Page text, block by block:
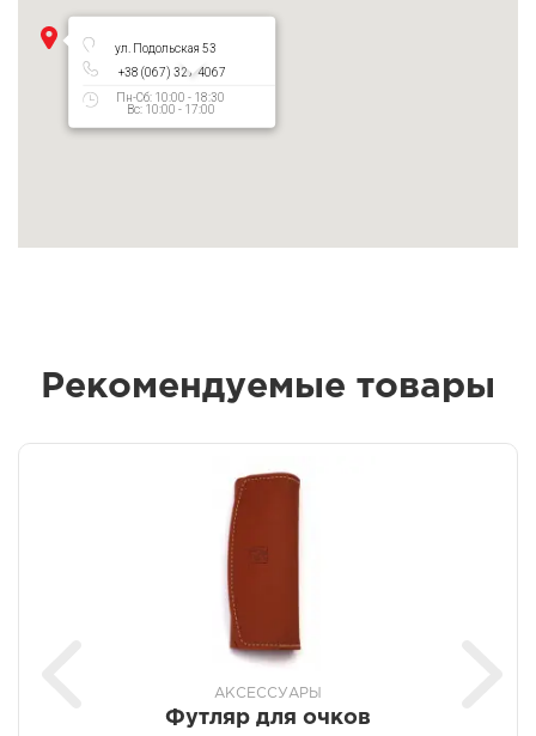
ул. Подольская 53
+38 (067) 327 4067
Пн-Сб: 10:00 - 18:30
Вс: 10:00 - 17:00
Рекомендуемые товары
АКСЕССУАРЫ
Футляр для очков